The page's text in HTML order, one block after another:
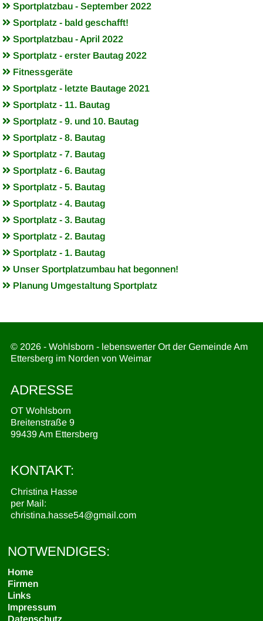
Sportplatzbau - September 2022
Sportplatz - bald geschafft!
Sportplatzbau - April 2022
Sportplatz - erster Bautag 2022
Fitnessgeräte
Sportplatz - letzte Bautage 2021
Sportplatz - 11. Bautag
Sportplatz - 9. und 10. Bautag
Sportplatz - 8. Bautag
Sportplatz - 7. Bautag
Sportplatz - 6. Bautag
Sportplatz - 5. Bautag
Sportplatz - 4. Bautag
Sportplatz - 3. Bautag
Sportplatz - 2. Bautag
Sportplatz - 1. Bautag
Unser Sportplatzumbau hat begonnen!
Planung Umgestaltung Sportplatz
© 2026 - Wohlsborn - lebenswerter Ort der Gemeinde Am
Ettersberg im Norden von Weimar
ADRESSE
OT Wohlsborn
Breitenstraße 9
99439 Am Ettersberg
KONTAKT:
Christina Hasse
per Mail:
christina.hasse54@gmail.com
NOTWENDIGES:
Home
Firmen
Links
Impressum